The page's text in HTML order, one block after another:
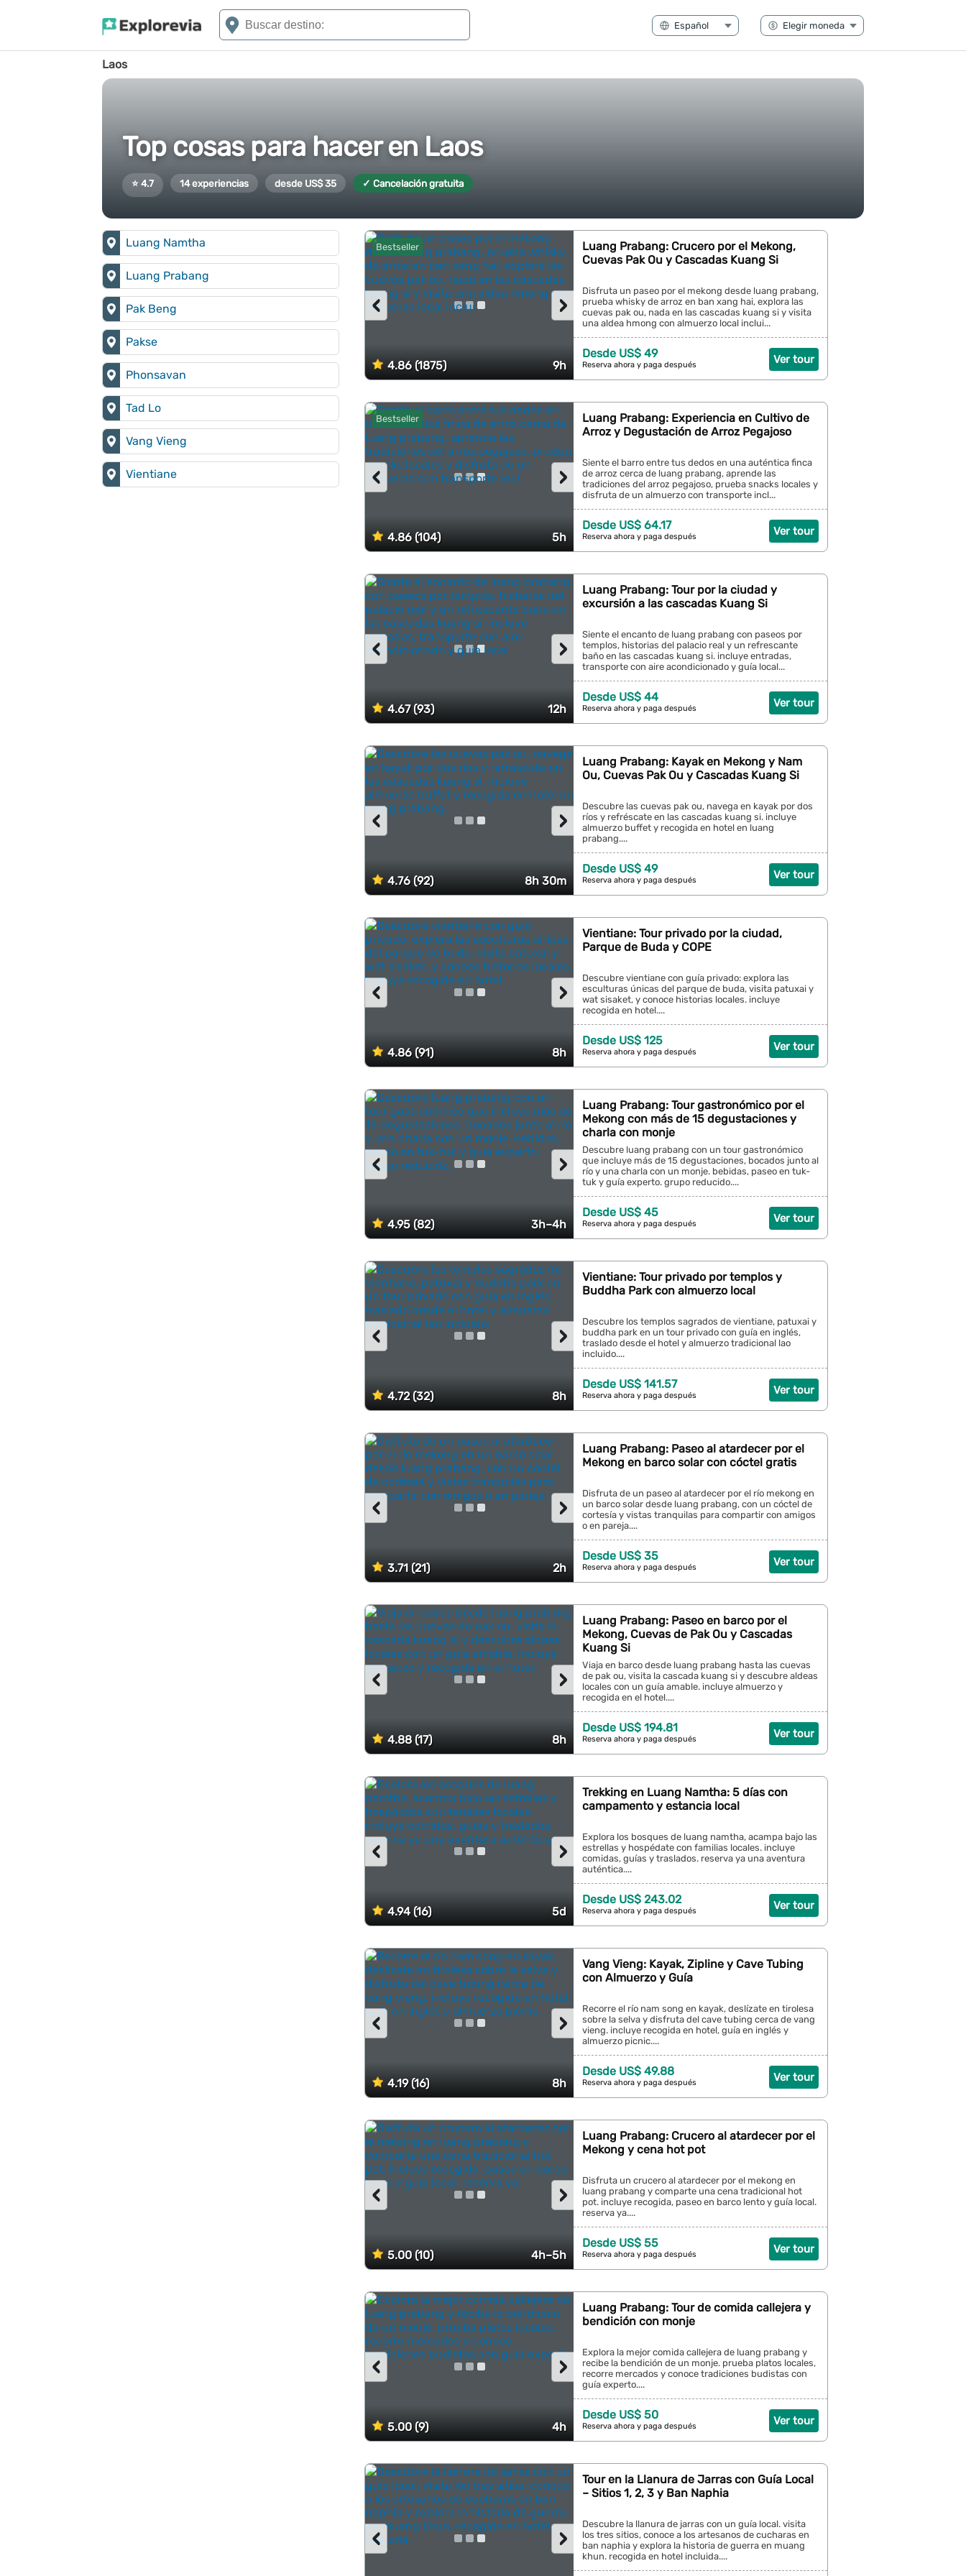
Laos
Top cosas para hacer en Laos
⭐ 4.7 14 experiencias desde US$ 35 ✓ Cancelación gratuita
Bestseller
4.86 (1875) 9h
›
‹
Luang Prabang: Crucero por el Mekong,
Cuevas Pak Ou y Cascadas Kuang Si
Disfruta un paseo por el mekong desde luang prabang,
prueba whisky de arroz en ban xang hai, explora las
cuevas pak ou, nada en las cascadas kuang si y visita
una aldea hmong con almuerzo local inclui...
Ver tour
Desde US$ 49
Reserva ahora y paga después
Bestseller
4.86 (104) 5h
›
‹
Luang Prabang: Experiencia en Cultivo de
Arroz y Degustación de Arroz Pegajoso
Siente el barro entre tus dedos en una auténtica finca
de arroz cerca de luang prabang, aprende las
tradiciones del arroz pegajoso, prueba snacks locales y
disfruta de un almuerzo con transporte incl...
Ver tour
Desde US$ 64.17
Reserva ahora y paga después
4.67 (93) 12h
›
‹
Luang Prabang: Tour por la ciudad y
excursión a las cascadas Kuang Si
Siente el encanto de luang prabang con paseos por
templos, historias del palacio real y un refrescante
baño en las cascadas kuang si. incluye entradas,
transporte con aire acondicionado y guía local...
Ver tour
Desde US$ 44
Reserva ahora y paga después
4.76 (92) 8h 30m
›
‹
Luang Prabang: Kayak en Mekong y Nam
Ou, Cuevas Pak Ou y Cascadas Kuang Si
Descubre las cuevas pak ou, navega en kayak por dos
ríos y refréscate en las cascadas kuang si. incluye
almuerzo buffet y recogida en hotel en luang
prabang....
Ver tour
Desde US$ 49
Reserva ahora y paga después
4.86 (91) 8h
›
‹
Vientiane: Tour privado por la ciudad,
Parque de Buda y COPE
Descubre vientiane con guía privado: explora las
esculturas únicas del parque de buda, visita patuxai y
wat sisaket, y conoce historias locales. incluye
recogida en hotel....
Ver tour
Desde US$ 125
Reserva ahora y paga después
4.95 (82) 3h–4h
›
‹
Luang Prabang: Tour gastronómico por el
Mekong con más de 15 degustaciones y
charla con monje
Descubre luang prabang con un tour gastronómico
que incluye más de 15 degustaciones, bocados junto al
río y una charla con un monje. bebidas, paseo en tuk-
tuk y guía experto. grupo reducido....
Ver tour
Desde US$ 45
Reserva ahora y paga después
4.72 (32) 8h
›
‹
Vientiane: Tour privado por templos y
Buddha Park con almuerzo local
Descubre los templos sagrados de vientiane, patuxai y
buddha park en un tour privado con guía en inglés,
traslado desde el hotel y almuerzo tradicional lao
incluido....
Ver tour
Desde US$ 141.57
Reserva ahora y paga después
3.71 (21) 2h
›
‹
Luang Prabang: Paseo al atardecer por el
Mekong en barco solar con cóctel gratis
Disfruta de un paseo al atardecer por el río mekong en
un barco solar desde luang prabang, con un cóctel de
cortesía y vistas tranquilas para compartir con amigos
o en pareja....
Ver tour
Desde US$ 35
Reserva ahora y paga después
4.88 (17) 8h
›
‹
Luang Prabang: Paseo en barco por el
Mekong, Cuevas de Pak Ou y Cascadas
Kuang Si
Viaja en barco desde luang prabang hasta las cuevas
de pak ou, visita la cascada kuang si y descubre aldeas
locales con un guía amable. incluye almuerzo y
recogida en el hotel....
Ver tour
Desde US$ 194.81
Reserva ahora y paga después
4.94 (16) 5d
›
‹
Trekking en Luang Namtha: 5 días con
campamento y estancia local
Explora los bosques de luang namtha, acampa bajo las
estrellas y hospédate con familias locales. incluye
comidas, guías y traslados. reserva ya una aventura
auténtica....
Ver tour
Desde US$ 243.02
Reserva ahora y paga después
4.19 (16) 8h
›
‹
Vang Vieng: Kayak, Zipline y Cave Tubing
con Almuerzo y Guía
Recorre el río nam song en kayak, deslízate en tirolesa
sobre la selva y disfruta del cave tubing cerca de vang
vieng. incluye recogida en hotel, guía en inglés y
almuerzo picnic....
Ver tour
Desde US$ 49.88
Reserva ahora y paga después
5.00 (10) 4h–5h
›
‹
Luang Prabang: Crucero al atardecer por el
Mekong y cena hot pot
Disfruta un crucero al atardecer por el mekong en
luang prabang y comparte una cena tradicional hot
pot. incluye recogida, paseo en barco lento y guía local.
reserva ya....
Ver tour
Desde US$ 55
Reserva ahora y paga después
5.00 (9) 4h
›
‹
Luang Prabang: Tour de comida callejera y
bendición con monje
Explora la mejor comida callejera de luang prabang y
recibe la bendición de un monje. prueba platos locales,
recorre mercados y conoce tradiciones budistas con
guía experto....
Ver tour
Desde US$ 50
Reserva ahora y paga después
›
‹
Tour en la Llanura de Jarras con Guía Local
– Sitios 1, 2, 3 y Ban Naphia
Descubre la llanura de jarras con un guía local. visita
los tres sitios, conoce a los artesanos de cucharas en
ban naphia y explora la historia de guerra en muang
khun. recogida en hotel incluida....
Luang Namtha
Luang Prabang
Pak Beng
Pakse
Phonsavan
Tad Lo
Vang Vieng
Vientiane